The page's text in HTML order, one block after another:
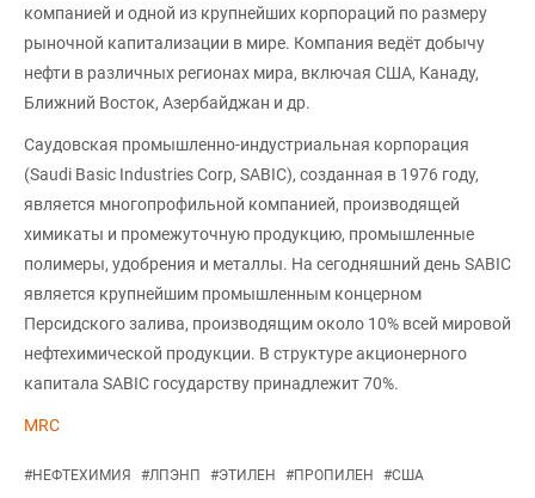
компанией и одной из крупнейших корпораций по размеру
рыночной капитализации в мире. Компания ведёт добычу
нефти в различных регионах мира, включая США, Канаду,
Ближний Восток, Азербайджан и др.
Саудовская промышленно-индустриальная корпорация
(Saudi Basic Industries Corp, SABIC), созданная в 1976 году,
является многопрофильной компанией, производящей
химикаты и промежуточную продукцию, промышленные
полимеры, удобрения и металлы. На сегодняшний день SABIC
является крупнейшим промышленным концерном
Персидского залива, производящим около 10% всей мировой
нефтехимической продукции. В структуре акционерного
капитала SABIC государству принадлежит 70%.
MRC
#НЕФТЕХИМИЯ #ЛПЭНП #ЭТИЛЕН #ПРОПИЛЕН #США